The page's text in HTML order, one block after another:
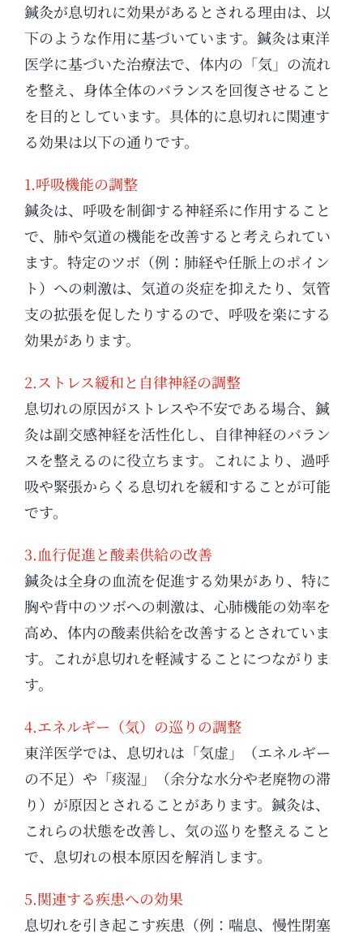
鍼灸が息切れに効果があるとされる理由は、以
下のような作用に基づいています。鍼灸は東洋
医学に基づいた治療法で、体内の「気」の流れ
を整え、身体全体のバランスを回復させること
を目的としています。具体的に息切れに関連す
る効果は以下の通りです。
1.呼吸機能の調整
鍼灸は、呼吸を制御する神経系に作用すること
で、肺や気道の機能を改善すると考えられてい
ます。特定のツボ（例：肺経や任脈上のポイン
ト）への刺激は、気道の炎症を抑えたり、気管
支の拡張を促したりするので、呼吸を楽にする
効果があります。
2.ストレス緩和と自律神経の調整
息切れの原因がストレスや不安である場合、鍼
灸は副交感神経を活性化し、自律神経のバラン
スを整えるのに役立ちます。これにより、過呼
吸や緊張からくる息切れを緩和することが可能
です。
3.血行促進と酸素供給の改善
鍼灸は全身の血流を促進する効果があり、特に
胸や背中のツボへの刺激は、心肺機能の効率を
高め、体内の酸素供給を改善するとされていま
す。これが息切れを軽減することにつながりま
す。
4.エネルギー（気）の巡りの調整
東洋医学では、息切れは「気虚」（エネルギー
の不足）や「痰湿」（余分な水分や老廃物の滞
り）が原因とされることがあります。鍼灸は、
これらの状態を改善し、気の巡りを整えること
で、息切れの根本原因を解消します。
5.関連する疾患への効果
息切れを引き起こす疾患（例：喘息、慢性閉塞